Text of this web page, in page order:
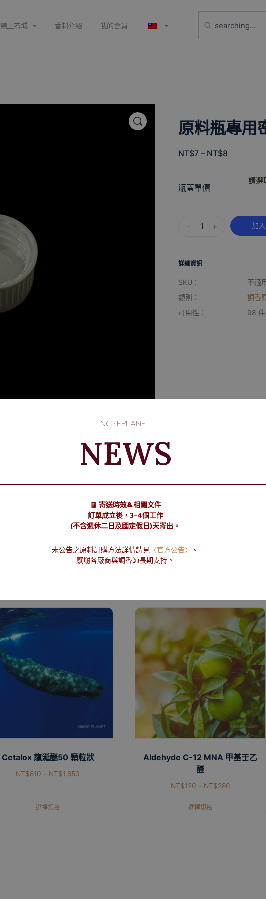
線上商城 香料介紹 我的會員
🔍 原料瓶專用
NT$7 – NT$8
瓶蓋單價
+ 加
詳細資訊
SKU：
不適
類別：
調香
可用性：
98
Cetalox 龍涎醚50 顆粒狀
NT$810 – NT$1,850
選擇規格
Aldehyde C-12 MNA 甲基壬乙
醛
NT$120 – NT$280
選擇規格
NOSEPLANET
NEWS
🧾 寄送時效&相關文件
訂單成立後，3-4個工作
(不含週休二日及國定假日)天寄出。
未公告之原料訂購方法詳情請見 〈官方公告〉
。
感謝各廠商與調香師長期支持。